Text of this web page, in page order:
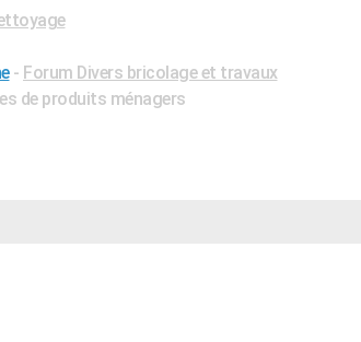
- Forum Divers bricolage et travaux
de produits ménagers